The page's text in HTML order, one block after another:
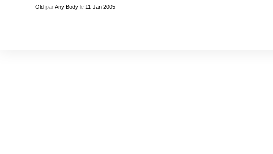
OldparAny Bodyle 11 Jan 2005